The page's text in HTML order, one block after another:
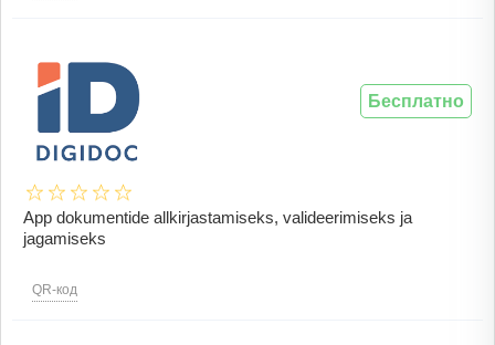
App dokumentide allkirjastamiseks, valideerimiseks ja
jagamiseks
QR-код
Бесплатно